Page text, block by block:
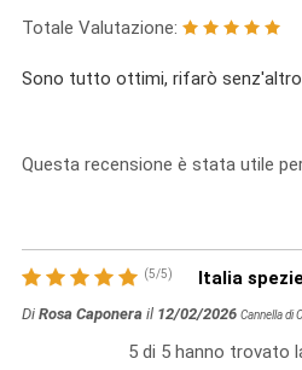
Totale Valutazione:
Sono tutto ottimi, rifarò
Questa recensione è stata utile
(5/5) Italia spezie
Di Rosa Caponera il 12/02/2026 Cannella di
5 di 5 hanno trovato